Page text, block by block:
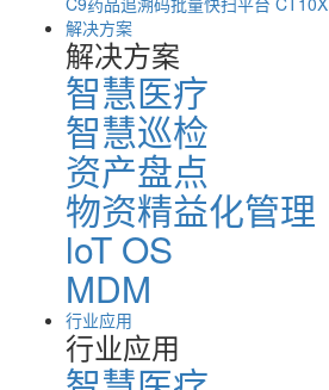
解决方案
解决方案
智慧医疗
智慧巡检
资产盘点
物资精益化管理
loT OS
MDM
行业应用
行业应用